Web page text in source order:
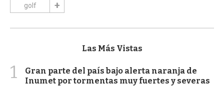
golf
Las Más Vistas
1
Gran parte del país bajo alerta naranja de
Inumet por tormentas muy fuertes y severas